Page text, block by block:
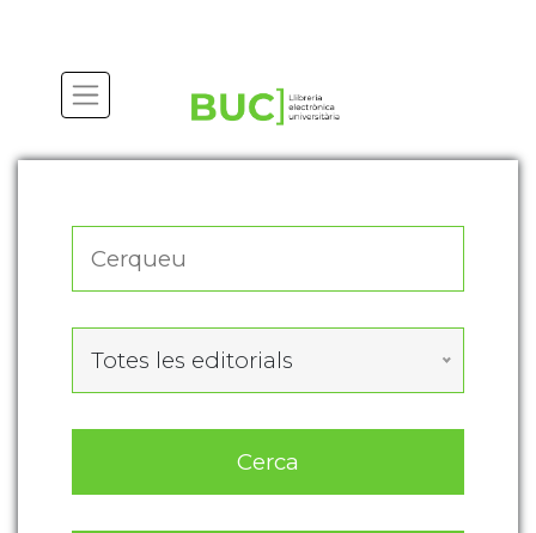
Totes les editorials
Cerca